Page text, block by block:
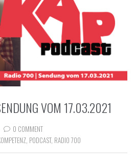
VOM 17.03.2021
0 COMMENT
, PODCAST, RADIO 700